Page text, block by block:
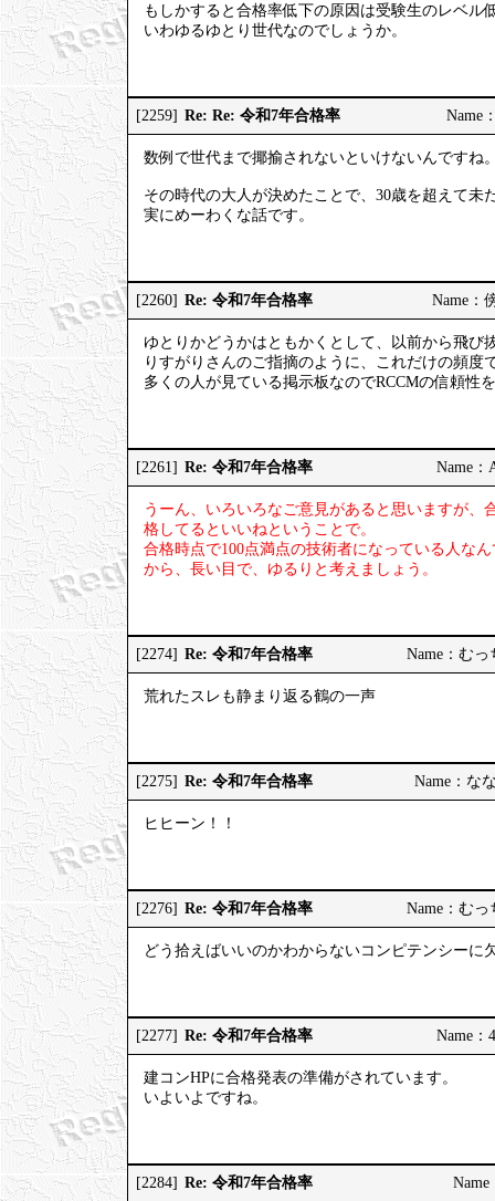
もしかすると合格率低下の原因は受験生のレベル
いわゆるゆとり世代なのでしょうか。
[2259] Re: Re: 令和7年合格率 Name
数例で世代まで揶揄されないといけないんですね
その時代の大人が決めたことで、30歳を超えて未
実にめーわくな話です。
[2260] Re: 令和7年合格率 Name：
ゆとりかどうかはともかくとして、以前から飛
りすがりさんのご指摘のように、これだけの頻度
多くの人が見ている掲示板なのでRCCMの信頼性
[2261] Re: 令和7年合格率 Name：
うーん、いろいろなご意見があると思いますが
格してるといいねということで。
合格時点で100点満点の技術者になっている人な
から、長い目で、ゆるりと考えましょう。
[2274] Re: 令和7年合格率 Name：む
荒れたスレも静まり返る鶴の一声
[2275] Re: 令和7年合格率 Name：な
ヒヒーン！！
[2276] Re: 令和7年合格率 Name：む
どう拾えばいいのかわからないコンピテンシーに
[2277] Re: 令和7年合格率 Name
建コンHPに合格発表の準備がされています。
いよいよですね。
[2284] Re: 令和7年合格率